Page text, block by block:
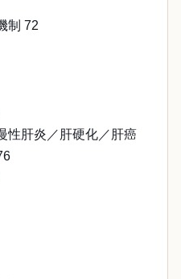
制 72
性肝炎／肝硬化／肝癌